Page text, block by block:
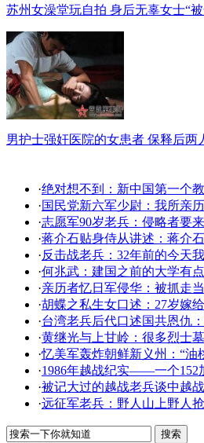
苏州女澡堂玩自拍 身后无辜女士“
男护士强奸医院的女患者 保释后两
·绝对想不到：新中国第一个
·国民党新六军少尉：我所亲
·志愿军90岁老兵：侵略者要
·蒋介石贴身侍从讲述：蒋介
·反击战老兵：32年前的今天
·何兆武：建国之前的大学有
·亲历者忆日军侵华：被抓走
·胡蝶之私生女口述：27岁嫁
·台湾老兵后代口述国共恩仇
·黄继光与上甘岭：很多烈士
·忆美军轰炸朝鲜新义州：“油
·1986年越战纪实――一个152
·被记大过的越战老兵谈中越
·远征军老兵：野人山上野人